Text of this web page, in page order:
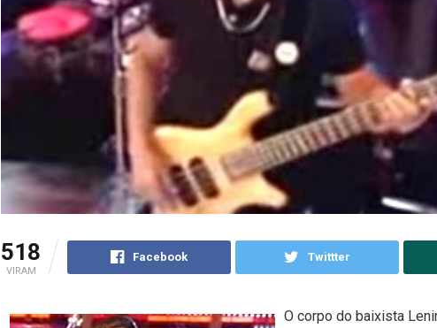
518
VIRAM
Facebook Twittter
O corpo do baixista